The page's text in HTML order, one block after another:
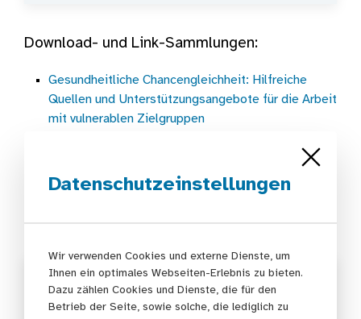
Download- und Link-Sammlungen:
Gesundheitliche Chancengleichheit: Hilfreiche
Quellen und Unterstützungsangebote für die Arbeit
mit vulnerablen Zielgruppen
Aktuelle Nachrichten
Neues Beispiel guter Praxis:
Kommunale
Datenschutzeinstellungen
Wir verwenden Cookies und externe Dienste, um
Ihnen ein optimales Webseiten-Erlebnis zu bieten.
Dazu zählen Cookies und Dienste, die für den
Betrieb der Seite, sowie solche, die lediglich zu